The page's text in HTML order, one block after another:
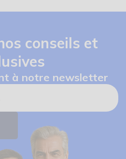
conseils et
à notre newsletter